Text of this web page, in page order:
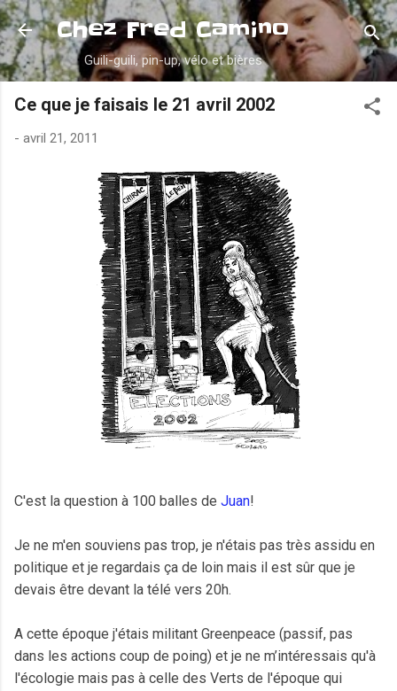
Accéder au contenu principal
Chez Fred Camino
Guili-guili, pin-up, vélo et bières
Ce que je faisais le 21 avril 2002
- avril 21, 2011
C'est la question à 100 balles de Juan!
Je ne m'en souviens pas trop, je n'étais pas très assidu en
politique et je regardais ça de loin mais il est sûr que je
devais être devant la télé vers 20h.
A cette époque j'étais militant Greenpeace (passif, pas
dans les actions coup de poing) et je ne m’intéressais qu'à
l'écologie mais pas à celle des Verts de l'époque qui